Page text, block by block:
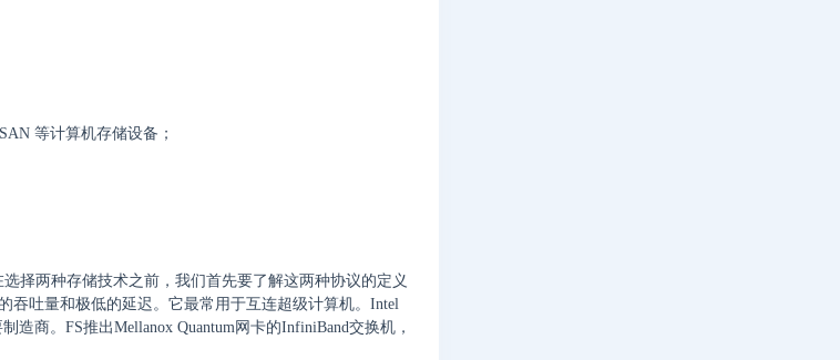
等计算机存储设备；
择两种存储技术之前，我们首先要了解这两种协议的定义
吐量和极低的延迟。它最常用于互连超级计算机。Intel
商。FS推出Mellanox Quantum网卡的InfiniBand交换机，